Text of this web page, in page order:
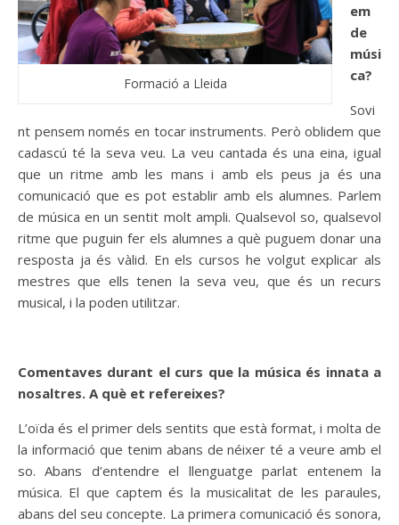
Formació a Lleida
em
de
músi
ca?
Sovi
nt pensem només en tocar instruments. Però oblidem que
cadascú té la seva veu. La veu cantada és una eina, igual
que un ritme amb les mans i amb els peus ja és una
comunicació que es pot establir amb els alumnes. Parlem
de música en un sentit molt ampli. Qualsevol so, qualsevol
ritme que puguin fer els alumnes a què puguem donar una
resposta ja és vàlid. En els cursos he volgut explicar als
mestres que ells tenen la seva veu, que és un recurs
musical, i la poden utilitzar.
Comentaves durant el curs que la música és innata a
nosaltres. A què et refereixes?
L’oïda és el primer dels sentits que està format, i molta de
la informació que tenim abans de néixer té a veure amb el
so. Abans d’entendre el llenguatge parlat entenem la
música. El que captem és la musicalitat de les paraules,
abans del seu concepte. La primera comunicació és sonora,